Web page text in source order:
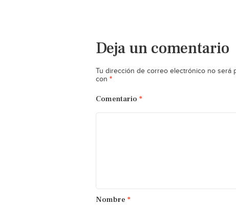
Deja un comentario
Tu dirección de correo electrónico no será
con *
Comentario *
Nombre *